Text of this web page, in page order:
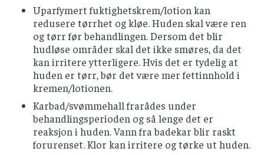
Uparfymert fuktighetskrem/lotion kan
redusere tørrhet og kløe. Huden skal være ren
og tørr før behandlingen. Dersom det blir
hudløse områder skal det ikke smøres, da det
kan irritere ytterligere. Hvis det er tydelig at
huden er tørr, bør det være mer fettinnhold i
kremen/lotionen.
Karbad/svømmehall frarådes under
behandlingsperioden og så lenge det er
reaksjon i huden. Vann fra badekar blir raskt
forurenset. Klor kan irritere og tørke ut huden.